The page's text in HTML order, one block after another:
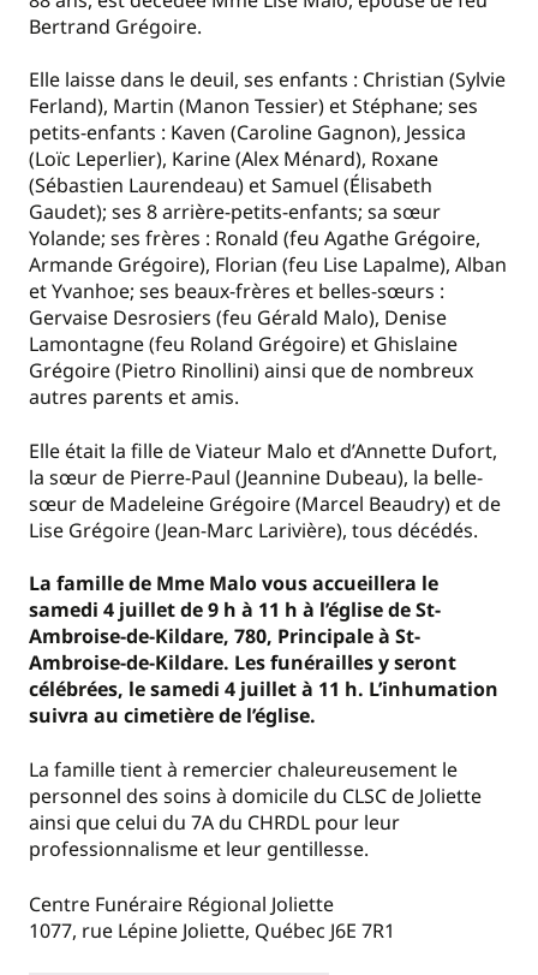
Bertrand Grégoire.
Elle laisse dans le deuil, ses enfants : Christian (Sylvie
Ferland), Martin (Manon Tessier) et Stéphane; ses
petits-enfants : Kaven (Caroline Gagnon), Jessica
(Loïc Leperlier), Karine (Alex Ménard), Roxane
(Sébastien Laurendeau) et Samuel (Élisabeth
Gaudet); ses 8 arrière-petits-enfants; sa sœur
Yolande; ses frères : Ronald (feu Agathe Grégoire,
Armande Grégoire), Florian (feu Lise Lapalme), Alban
et Yvanhoe; ses beaux-frères et belles-sœurs :
Gervaise Desrosiers (feu Gérald Malo), Denise
Lamontagne (feu Roland Grégoire) et Ghislaine
Grégoire (Pietro Rinollini) ainsi que de nombreux
autres parents et amis.
Elle était la fille de Viateur Malo et d’Annette Dufort,
la sœur de Pierre-Paul (Jeannine Dubeau), la belle-
sœur de Madeleine Grégoire (Marcel Beaudry) et de
Lise Grégoire (Jean-Marc Larivière), tous décédés.
La famille de Mme Malo vous accueillera le
samedi 4 juillet de 9 h à 11 h à l’église de St-
Ambroise-de-Kildare, 780, Principale à St-
Ambroise-de-Kildare. Les funérailles y seront
célébrées, le samedi 4 juillet à 11 h. L’inhumation
suivra au cimetière de l’église.
La famille tient à remercier chaleureusement le
personnel des soins à domicile du CLSC de Joliette
ainsi que celui du 7A du CHRDL pour leur
professionnalisme et leur gentillesse.
Centre Funéraire Régional Joliette
1077, rue Lépine Joliette, Québec J6E 7R1